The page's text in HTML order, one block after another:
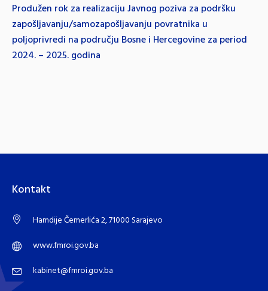
Produžen rok za realizaciju Javnog poziva za podršku
zapošljavanju/samozapošljavanju povratnika u
poljoprivredi na području Bosne i Hercegovine za period
2024. – 2025. godina
Kontakt
Hamdije Čemerlića 2, 71000 Sarajevo
www.fmroi.gov.ba
kabinet@fmroi.gov.ba